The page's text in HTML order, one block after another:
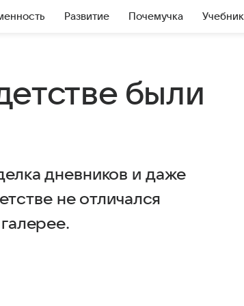
Развитие Почемучка Учебник
были
дневников и даже
не отличался